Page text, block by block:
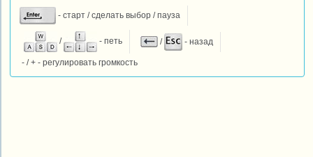
- старт / сделать выбор / пауза
/ - петь / - назад
- / + - регулировать громкость